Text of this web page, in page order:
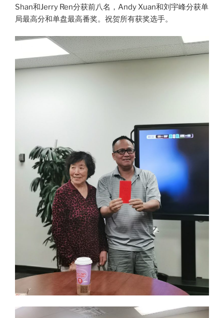
Shan和Jerry Ren分获前八名，Andy Xuan和刘宇峰分获单
局最高分和单盘最高番奖。祝贺所有获奖选手。